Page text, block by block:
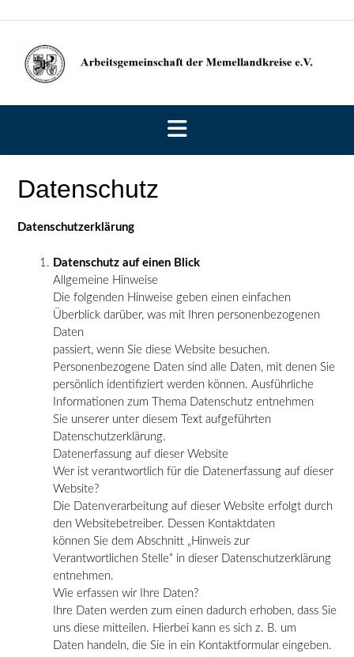
Datenschutz
Datenschutzerklärung
Datenschutz auf einen Blick
Allgemeine Hinweise
Die folgenden Hinweise geben einen einfachen
Überblick darüber, was mit Ihren personenbezogenen
Daten
passiert, wenn Sie diese Website besuchen.
Personenbezogene Daten sind alle Daten, mit denen Sie
persönlich identifiziert werden können. Ausführliche
Informationen zum Thema Datenschutz entnehmen
Sie unserer unter diesem Text aufgeführten
Datenschutzerklärung.
Datenerfassung auf dieser Website
Wer ist verantwortlich für die Datenerfassung auf dieser
Website?
Die Datenverarbeitung auf dieser Website erfolgt durch
den Websitebetreiber. Dessen Kontaktdaten
können Sie dem Abschnitt „Hinweis zur
Verantwortlichen Stelle“ in dieser Datenschutzerklärung
entnehmen.
Wie erfassen wir Ihre Daten?
Ihre Daten werden zum einen dadurch erhoben, dass Sie
uns diese mitteilen. Hierbei kann es sich z. B. um
Daten handeln, die Sie in ein Kontaktformular eingeben.